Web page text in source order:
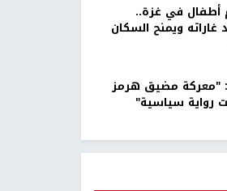
أطفال في غزة..
غاراته ويمنح السكان
"معركة مضيق هرمز
رواية سياسية"